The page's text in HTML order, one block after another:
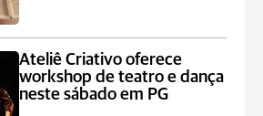
Ateliê Criativo oferece
workshop de teatro e dança
neste sábado em PG